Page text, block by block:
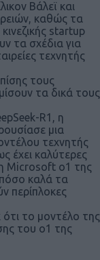
Βάλεϊ και
καθώς τα
startup
τα σχέδια για
τεχνητής
τους
τα δικά τους
R1, η
μια
τεχνητής
έχει καλύτερες
Microsoft o1 της
καλά τα
περίπλοκες
ότι το μοντέλο της
του o1 της